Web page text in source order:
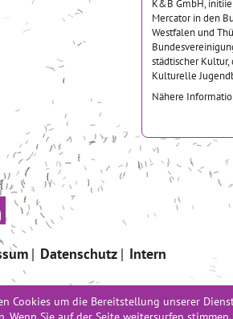
K&B GmbH,
Mercator in den
Westfalen und
städtischer
Kulturelle
Nähere
Datenschutz Intern
für kreative Schulen“ ist ein Programm der
Cookies um die Bereitstellung unserer